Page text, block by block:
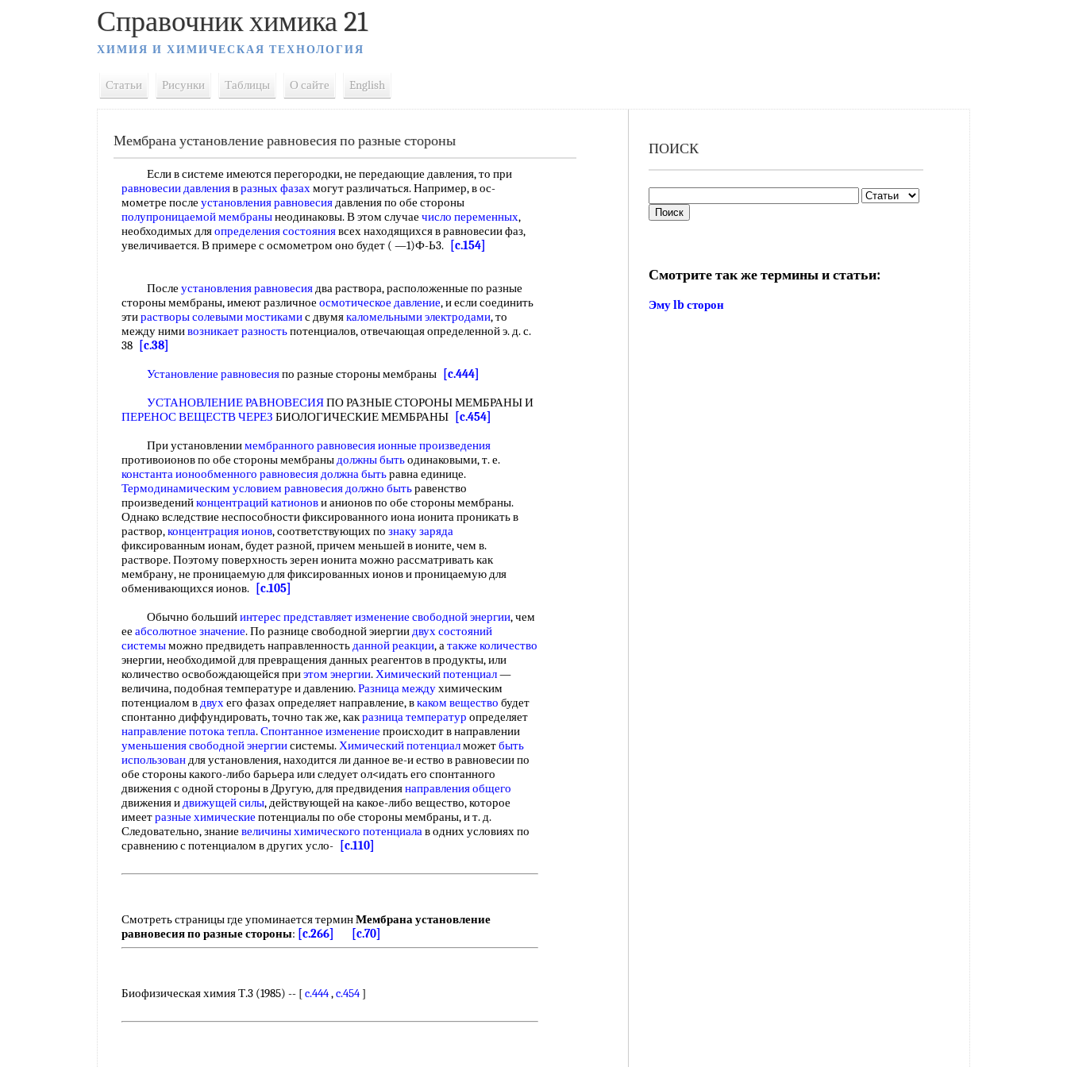
Справочник химика 21
ХИМИЯ И ХИМИЧЕСКАЯ ТЕХНОЛОГИЯ
Статьи Рисунки Таблицы О сайте English
Мембрана установление равновесия по разные стороны
Если в системе имеются перегородки, не передающие давления, то при
равновесии давлениявразных фазахмогут различаться. Например, в ос-
мометре после установления равновесиядавления по обе стороны
полупроницаемой мембранынеодинаковы. В этом случае число переменных,
необходимых дляопределения состояниявсех находящихся в равновесии фаз,
увеличивается. В примере с осмометром оно будет ( —1)Ф-Ь3.
[c.154]
После установления равновесиядва раствора, расположенные по разные
стороны мембраны, имеют различное осмотическое давление, и если соединить
этирастворы солевыми мостикамис двумякаломельными электродами, то
между нимивозникает разностьпотенциалов, отвечающая определенной э. д. с.
38
[c.38]
Установление равновесияпо разные стороны мембраны
[c.444]
УСТАНОВЛЕНИЕ РАВНОВЕСИЯПО РАЗНЫЕ СТОРОНЫ МЕМБРАНЫ И
ПЕРЕНОС ВЕЩЕСТВ ЧЕРЕЗ БИОЛОГИЧЕСКИЕ МЕМБРАНЫ
[c.454]
При установлениимембранного равновесияионные произведения
противоионов по обе стороны мембраныдолжны бытьодинаковыми, т. е.
константа ионообменного равновесиядолжна бытьравна единице.
Термодинамическим условием равновесиядолжно бытьравенство
произведенийконцентраций катионови анионов по обе стороны мембраны.
Однако вследствие неспособности фиксированного иона ионита проникать в
раствор,концентрация ионов, соответствующих по знаку заряда
фиксированным ионам, будет разной, причем меньшей в ионите, чем в.
растворе. Поэтому поверхность зерен ионита можно рассматривать как
мембрану, не проницаемую для фиксированных ионов и проницаемую для
обменивающихся ионов.
[c.105]
Обычно большийинтерес представляетизменение свободной энергии, чем
ее абсолютное значение. По разнице свободной эиергиидвухсостояний
системыможно предвидеть направленностьданной реакции, атакже количество
энергии, необходимой для превращения данных реагентов в продукты, или
количество освобождающейся приэтом энергии.Химический потенциал—
величина, подобная температуре и давлению.Разница междухимическим
потенциалом вдвухего фазах определяет направление, вкаком вещество будет
спонтанно диффундировать, точно так же, какразница температур определяет
направление потока тепла.Спонтанное изменение происходит в направлении
уменьшения свободной энергиисистемы.Химический потенциалможетбыть
использовандля установления, находится ли данное ве-и ество в равновесии по
обе стороны какого-либо барьера или следует ол<идать его спонтанного
движения с одной стороны в Другую, для предвидениянаправления общего
движения идвижущей силы, действующей на какое-либо вещество, которое
имеетразные химические потенциалы по обе стороны мембраны, и т. д.
Следовательно, знание величины химического потенциалав одних условиях по
сравнению с потенциалом в других усло-
[c.110]
Смотреть страницы где упоминается терминМембрана установление
равновесия по разные стороны: [c.266] [c.70]
Биофизическая химия Т.3 (1985) -- [c.444,c.454 ]
ПОИСК
Смотрите так же термины и статьи:
Эму lb сторон